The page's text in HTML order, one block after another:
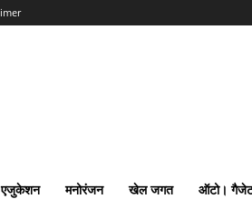
एजुकेशन मनोरंजन खेल जगत ऑटो।